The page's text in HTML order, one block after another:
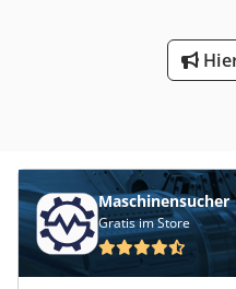
Ausstattung: Drehfutter
fester Spitze feste Spitze im
Maschinenfüße 3-
Maschinensucher
Gratis im Store